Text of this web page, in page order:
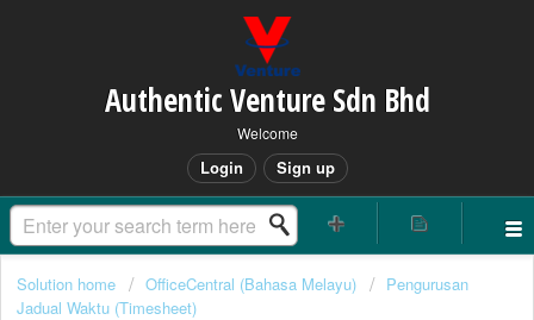
Authentic Venture Sdn Bhd
Welcome
Login Sign up
Solution home OfficeCentral (Bahasa Melayu)
Pengurusan
Jadual Waktu (Timesheet)